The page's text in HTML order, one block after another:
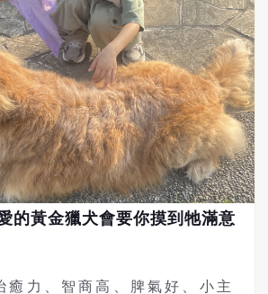
藝人「米可白」今（26）日稍
何苗栗縣府造縱容施暴
，也曾被廣泛報導，園區內擁
的黃金獵犬，但4月1日有民眾
多段檢舉影像，內容橫跨數
飼主對犬隻出現拖行、以牽繩
與丟擲物品等動作，已遠超出
餐廳的彭姓
，她在餐廳任職1年多，虐狗
來說「根本是日常」。她表
得狗狗不順他的意，就會把狗
、抓起來丟牆壁，甚至導致狗
軒上週二（16日）質詢「縣政
扣留都不清楚」等問題時，鍾
的黃金獵犬會要你摸到牠滿意
癒力、智商高、脾氣好、小主